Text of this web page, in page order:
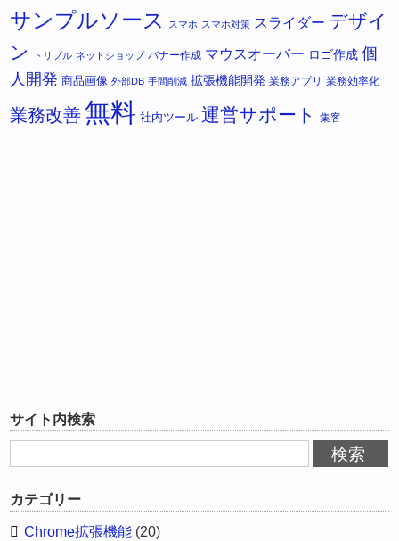
サンプルソース スマホ スマホ対策 スライダー デザイ
ン
トリプル ネットショップ バナー作成 マウスオーバー ロゴ作成 個
人開発 商品画像 外部DB 手間削減 拡張機能開発 業務アプリ 業務効率化
業務改善無料 社内ツール 運営サポート 集客
サイト内検索
カテゴリー
Chrome拡張機能 (20)